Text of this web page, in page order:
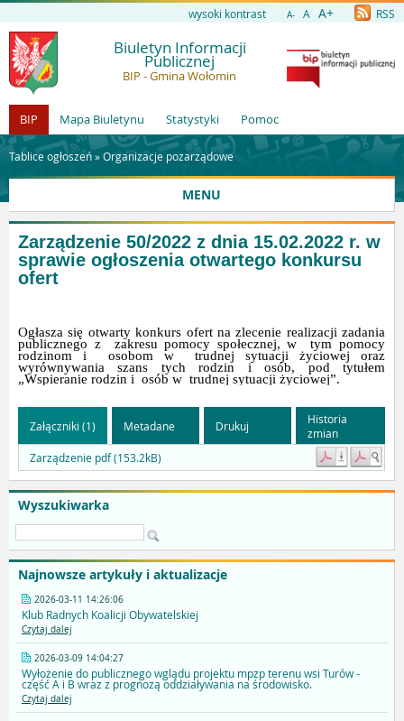
wysoki kontrast A- A A+ RSS
Biuletyn Informacji
Publicznej
BIP - Gmina Wołomin
BIP Mapa Biuletynu Statystyki Pomoc
Tablice ogłoszeń »Organizacje pozarządowe
MENU
Wyszukiwarka
Najnowsze artykuły i aktualizacje
2026-03-11 14:26:06
Klub Radnych Koalicji Obywatelskiej
Czytaj dalej
2026-03-09 14:04:27
Wyłożenie do publicznego wglądu projektu mpzp terenu wsi Turów -
część A i B wraz z prognozą oddziaływania na środowisko.
Czytaj dalej
Zarządzenie 50/2022 z dnia 15.02.2022 r. w
sprawie ogłoszenia otwartego konkursu
ofert
Ogłasza się otwarty konkurs ofert na zlecenie realizacji zadania
publicznego z zakresu pomocy społecznej, w tym pomocy
rodzinom i osobom w trudnej sytuacji życiowej oraz
wyrównywania szans tych rodzin i osób, pod tytułem
„Wspieranie rodzin i osób w trudnej sytuacji życiowej”.
Załączniki (1) Metadane Drukuj
Historia
zmian
Zarządzenie pdf (153.2kB)